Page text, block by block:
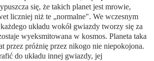
się, że takich planet jest mrowie,
liczniej niż te „normalne". We wczesnym
układu wokół gwiazdy tworzy się za
wyeksmitowana w kosmos. Planeta taka
przez próżnię przez nikogo nie niepokojona.
do układu innej gwiazdy, jej